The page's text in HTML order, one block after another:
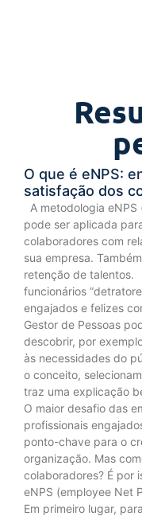
O que é eNPS:
satisfação dos
A metodologia
pode ser aplicada
colaboradores com
sua empresa.
retenção de talentos.
funcionários
engajados e felizes
Gestor de Pessoas
descobrir, por
às necessidades do
o conceito,
traz uma explicação
O maior desafio das
profissionais
ponto-chave para o
organização. Mas
colaboradores? É por
eNPS (employee Net
Em primeiro lugar,